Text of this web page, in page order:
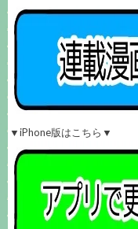
▼iPhone版はこちら▼